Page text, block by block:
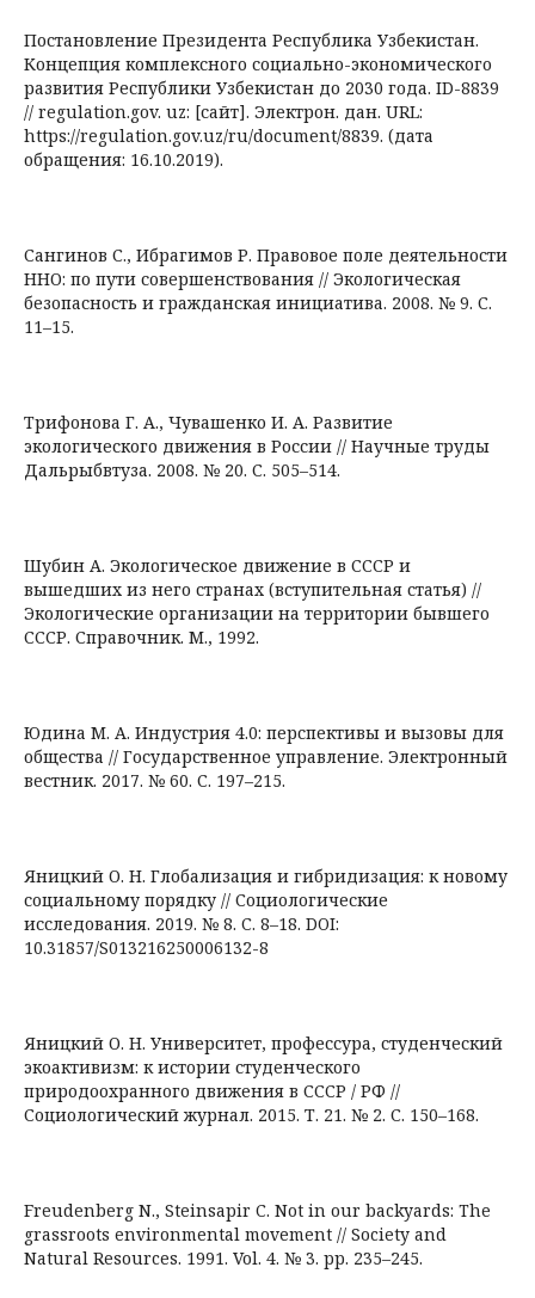
Постановление Президента Республика Узбекистан.
Концепция комплексного социально-экономического
развития Республики Узбекистан до 2030 года. ID-8839
// regulation.gov. uz: [сайт]. Электрон. дан. URL:
https://regulation.gov.uz/ru/document/8839. (дата
обращения: 16.10.2019).
Сангинов С., Ибрагимов Р. Правовое поле деятельности
ННО: по пути совершенствования // Экологическая
безопасность и гражданская инициатива. 2008. № 9. С.
11–15.
Трифонова Г. А., Чувашенко И. А. Развитие
экологического движения в России // Научные труды
Дальрыбвтуза. 2008. № 20. С. 505–514.
Шубин А. Экологическое движение в СССР и
вышедших из него странах (вступительная статья) //
Экологические организации на территории бывшего
СССР. Справочник. М., 1992.
Юдина М. А. Индустрия 4.0: перспективы и вызовы для
общества // Государственное управление. Электронный
вестник. 2017. № 60. С. 197–215.
Яницкий О. Н. Глобализация и гибридизация: к новому
социальному порядку // Социологические
исследования. 2019. № 8. C. 8–18. DOI:
10.31857/S013216250006132-8
Яницкий О. Н. Университет, профессура, студенческий
экоактивизм: к истории студенческого
природоохранного движения в СССР / РФ //
Социологический журнал. 2015. Т. 21. № 2. С. 150–168.
Freudenberg N., Steinsapir C. Not in our backyards: The
grassroots environmental movement // Society and
Natural Resources. 1991. Vol. 4. № 3. pp. 235–245.